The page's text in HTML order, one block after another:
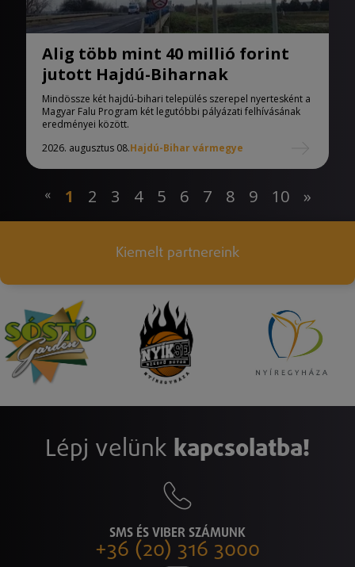
Alig több mint 40 millió forint
jutott Hajdú-Biharnak
Mindössze két hajdú-bihari település szerepel nyertesként a
Magyar Falu Program két legutóbbi pályázati felhívásának
eredményei között.
2026. augusztus 08.Hajdú-Bihar vármegye
« 1 2 3 4 5 6 7 8 9 10 »
Kiemelt partnereink
Lépj velünk kapcsolatba!
SMS ÉS VIBER SZÁMUNK
+36 (20) 316 3000